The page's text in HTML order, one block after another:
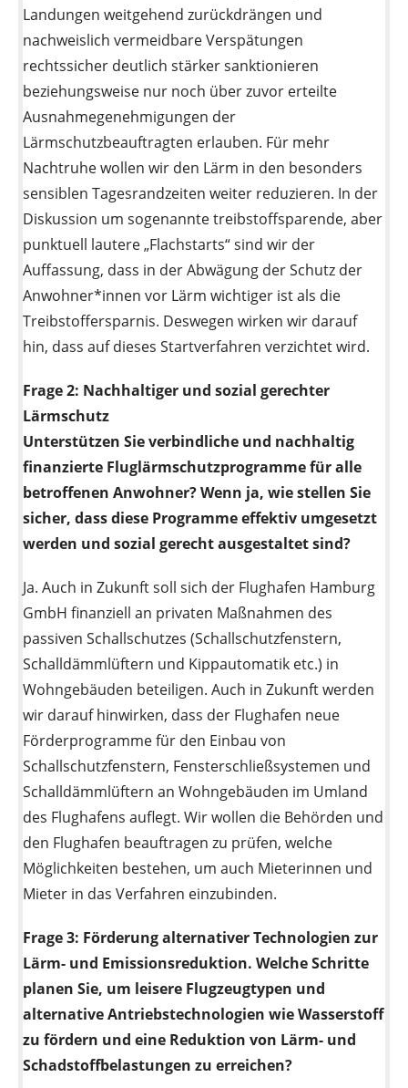
Landungen weitgehend zurückdrängen und
nachweislich vermeidbare Verspätungen
rechtssicher deutlich stärker sanktionieren
beziehungsweise nur noch über zuvor erteilte
Ausnahmegenehmigungen der
Lärmschutzbeauftragten erlauben. Für mehr
Nachtruhe wollen wir den Lärm in den besonders
sensiblen Tagesrandzeiten weiter reduzieren. In der
Diskussion um sogenannte treibstoffsparende, aber
punktuell lautere „Flachstarts“ sind wir der
Auffassung, dass in der Abwägung der Schutz der
Anwohner*innen vor Lärm wichtiger ist als die
Treibstoffersparnis. Deswegen wirken wir darauf
hin, dass auf dieses Startverfahren verzichtet wird.
Frage 2: Nachhaltiger und sozial gerechter
Lärmschutz
Unterstützen Sie verbindliche und nachhaltig
finanzierte Fluglärmschutzprogramme für alle
betroffenen Anwohner? Wenn ja, wie stellen Sie
sicher, dass diese Programme effektiv umgesetzt
werden und sozial gerecht ausgestaltet sind?
Ja. Auch in Zukunft soll sich der Flughafen Hamburg
GmbH finanziell an privaten Maßnahmen des
passiven Schallschutzes (Schallschutzfenstern,
Schalldämmlüftern und Kippautomatik etc.) in
Wohngebäuden beteiligen. Auch in Zukunft werden
wir darauf hinwirken, dass der Flughafen neue
Förderprogramme für den Einbau von
Schallschutzfenstern, Fensterschließsystemen und
Schalldämmlüftern an Wohngebäuden im Umland
des Flughafens auflegt. Wir wollen die Behörden und
den Flughafen beauftragen zu prüfen, welche
Möglichkeiten bestehen, um auch Mieterinnen und
Mieter in das Verfahren einzubinden.
Frage 3: Förderung alternativer Technologien zur
Lärm- und Emissionsreduktion. Welche Schritte
planen Sie, um leisere Flugzeugtypen und
alternative Antriebstechnologien wie Wasserstoff
zu fördern und eine Reduktion von Lärm- und
Schadstoffbelastungen zu erreichen?